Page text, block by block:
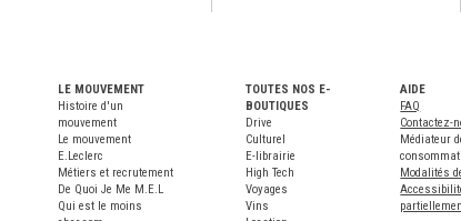
LE MOUVEMENT
Histoire d'un
mouvement
Le mouvement
E.Leclerc
Métiers et recrutement
De Quoi Je Me M.E.L
Qui est le moins
TOUTES NOS E-
BOUTIQUES
Drive
Culturel
E-librairie
High Tech
Voyages
Vins
AIDE
FAQ
Contactez-
Médiateur
Modalités